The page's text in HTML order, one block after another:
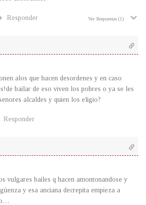
Responder Ver Respuestas (1)
alos que hacen desordenes y en caso
bailar de eso viven los pobres o ya se les
alcaldes y quien los eligio?
Responder
vulgares bailes q hacen amontonandose y
y esa anciana decrepita empieza a